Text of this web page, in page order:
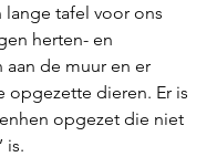
lange tafel voor ons
herten- en
de muur en er
opgezette dieren. Er is
opgezet die niet
is.